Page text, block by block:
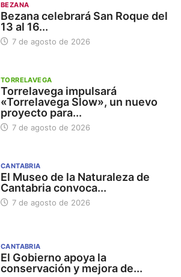
BEZANA
Bezana celebrará San Roque del
13 al 16...
7 de agosto de 2026
TORRELAVEGA
Torrelavega impulsará
«Torrelavega Slow», un nuevo
proyecto para...
7 de agosto de 2026
CANTABRIA
El Museo de la Naturaleza de
Cantabria convoca...
7 de agosto de 2026
CANTABRIA
El Gobierno apoya la
conservación y mejora de...